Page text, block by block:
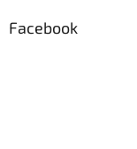
Facebook